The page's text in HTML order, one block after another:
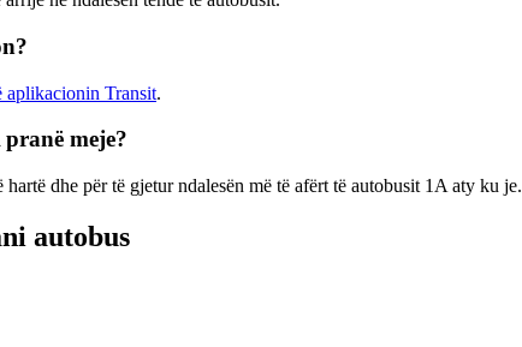
aplikacionin Transit.
meje?
dhe për të gjetur ndalesën më të afërt të autobusit 1A aty ku je.
autobus